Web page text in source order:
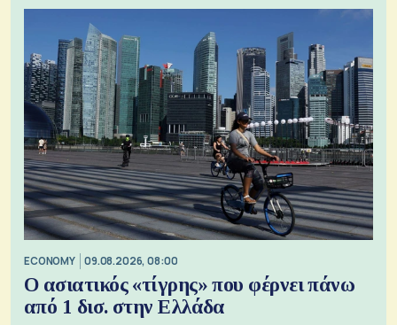
ECONOMY 09.08.2026, 08:00
Ο ασιατικός «τίγρης» που φέρνει πάνω
από 1 δισ. στην Ελλάδα